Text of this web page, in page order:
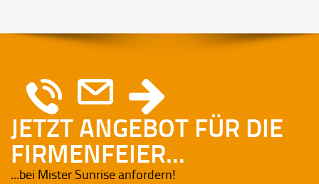
JETZT ANGEBOT FÜR DIE
FIRMENFEIER...
...bei Mister Sunrise anfordern!